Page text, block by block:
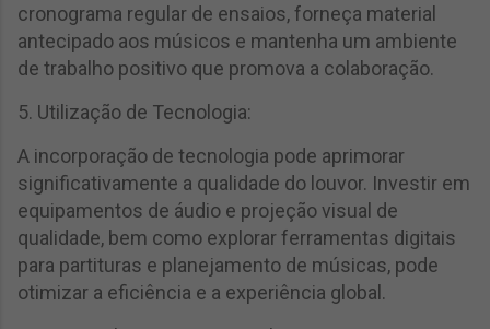
cronograma regular de ensaios, forneça material
antecipado aos músicos e mantenha um ambiente
de trabalho positivo que promova a colaboração.
5. Utilização de Tecnologia:
A incorporação de tecnologia pode aprimorar
significativamente a qualidade do louvor. Investir em
equipamentos de áudio e projeção visual de
qualidade, bem como explorar ferramentas digitais
para partituras e planejamento de músicas, pode
otimizar a eficiência e a experiência global.